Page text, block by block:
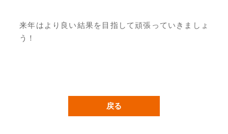
来年はより良い結果を目指して頑張っていきましょ
う！
戻る